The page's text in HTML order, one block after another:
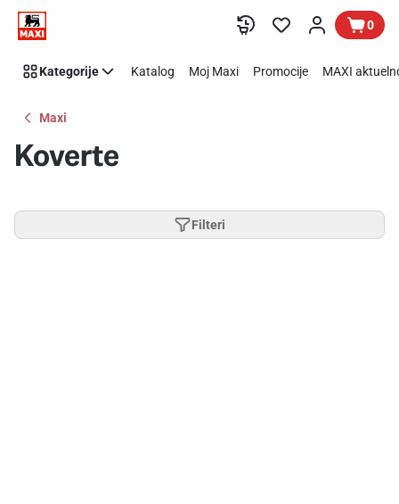
Preskoči link 0
Kategorije Katalog Moj Maxi Promocije MAXI
Maxi
Koverte
Filteri